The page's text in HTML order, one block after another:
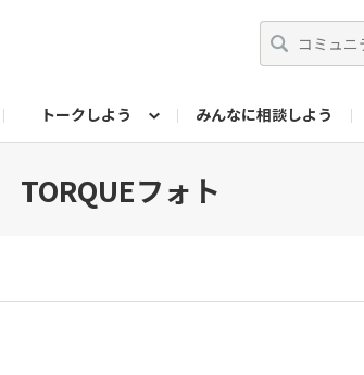
トークしよう みんなに相談しよう
TORQUEフォト